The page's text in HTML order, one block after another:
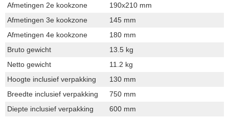
Afmetingen 2e kookzone
190x210 mm
Afmetingen 3e kookzone
145 mm
Afmetingen 4e kookzone
180 mm
Bruto gewicht
13.5 kg
Netto gewicht
11.2 kg
Hoogte inclusief verpakking
130 mm
Breedte inclusief verpakking
750 mm
Diepte inclusief verpakking
600 mm